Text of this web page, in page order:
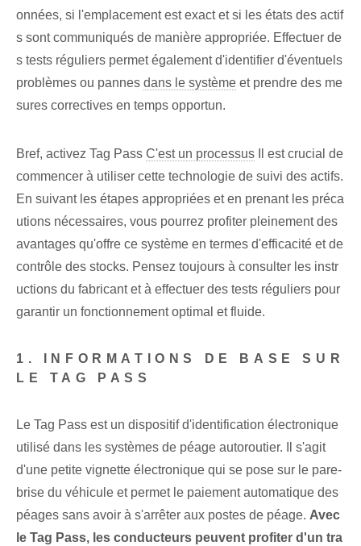
onnées, si l'emplacement est exact et si les états des actif
s sont communiqués de manière appropriée. Effectuer de
s tests réguliers permet également d'identifier d'éventuels
problèmes ou pannes dans le système et prendre des me
sures correctives en temps opportun.
Bref, activez Tag Pass‍ C'est un processus Il est crucial de
commencer à utiliser cette technologie de suivi des actifs.
En suivant les étapes appropriées et en prenant les préca
utions nécessaires, vous pourrez profiter pleinement des
avantages qu'offre ce système en termes d'efficacité et de
contrôle des stocks. Pensez toujours à consulter les instr
uctions du fabricant et à effectuer des tests réguliers pour
garantir un fonctionnement optimal et fluide.
1. INFORMATIONS DE BASE SUR
LE TAG PASS
Le Tag Pass est un dispositif d'identification électronique
utilisé dans les systèmes de péage autoroutier. Il s'agit
d'une petite vignette électronique qui se pose sur le pare-
brise du véhicule et permet le paiement automatique des
péages sans avoir à s'arrêter aux postes de péage. Avec
le Tag Pass, les conducteurs peuvent profiter d'un tra